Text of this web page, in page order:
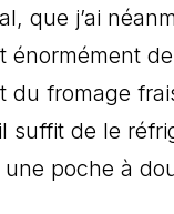
que j’ai
énormément
fromage
de le
poche à